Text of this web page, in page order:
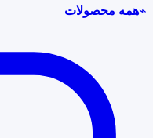
⌁همه محصولات